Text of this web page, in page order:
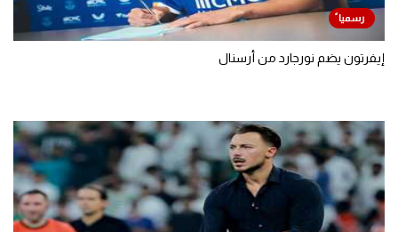
إيفرتون يضم نورجارد من أرسنال